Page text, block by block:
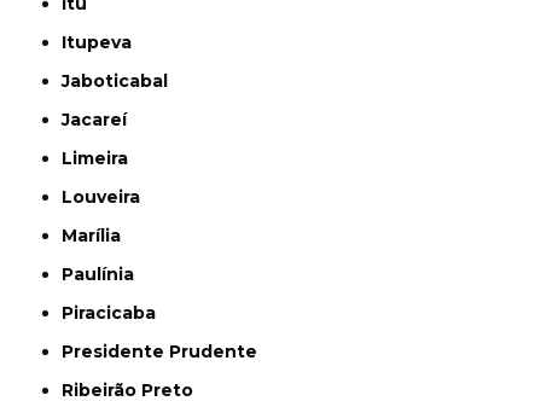
Itupeva
Jaboticabal
Jacareí
Limeira
Louveira
Marília
Paulínia
Piracicaba
Presidente Prudente
Ribeirão Preto